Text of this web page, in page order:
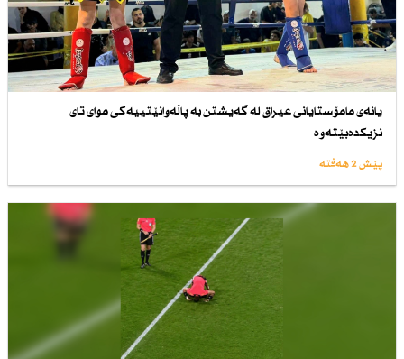
یانەی مامۆستایانی عیراق لە گەیشتن بە پاڵەوانێتییەكی موای تای
نزیكدەبێتەوە
پێش 2 هەفتە